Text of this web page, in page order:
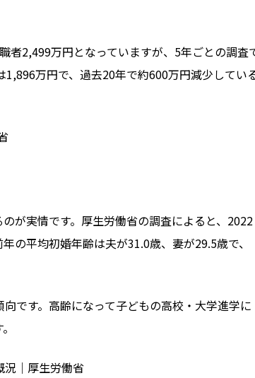
者2,499万円となっていますが、 5年ごとの調査
1,896万円で、過去20年で約600万円減少してい
が実情です。厚生労働省の調査によると、 2022
の平均初婚年齢は夫が31.0歳、妻が29.5歳で、
です。高齢になって子どもの高校・大学進学に
況｜厚生労働省